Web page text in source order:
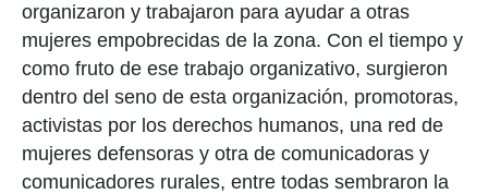
organizaron y trabajaron para ayudar a otras
mujeres empobrecidas de la zona. Con el tiempo y
como fruto de ese trabajo organizativo, surgieron
dentro del seno de esta organización, promotoras,
activistas por los derechos humanos, una red de
mujeres defensoras y otra de comunicadoras y
comunicadores rurales, entre todas sembraron la